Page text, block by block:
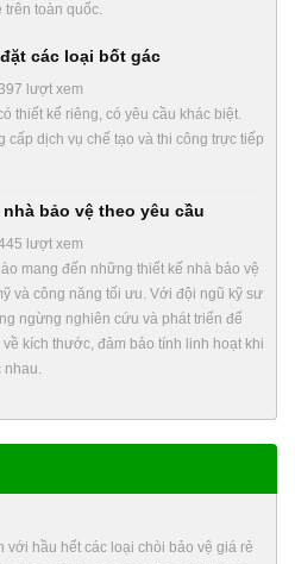
trên toàn quốc.
các loại bốt gác
lượt xem
thiết kế riêng, có yêu cầu khác biệt.
cấp dịch vụ chế tạo và thi công trực tiếp
bảo vệ theo yêu cầu
lượt xem
mang đến những thiết kế nhà bảo vệ
và công năng tối ưu. Với đội ngũ kỹ sư
ngừng nghiên cứu và phát triển để
kích thước, đảm bảo tính linh hoạt khi
nhau.
với hầu hết các loại chòi bảo vệ giá rẻ